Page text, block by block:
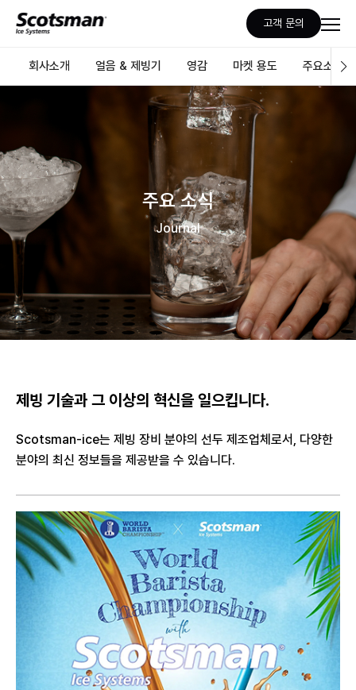
고객 문의
회사소개 얼음 & 제빙기 영감 마켓 용도 주요소식
주요 소식
Journal
제빙 기술과 그 이상의 혁신을 일으킵니다.
Scotsman-ice는 제빙 장비 분야의 선두 제조업체로서, 다양한
분야의 최신 정보들을 제공받을 수 있습니다.